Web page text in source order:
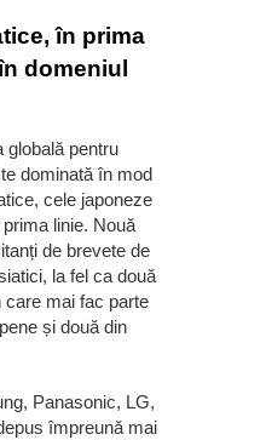
în prima
domeniul
globală pentru
dominată în mod
cele japoneze
linie. Nouă
de brevete de
la fel ca două
care mai fac parte
și două din
Panasonic, LG,
împreună mai